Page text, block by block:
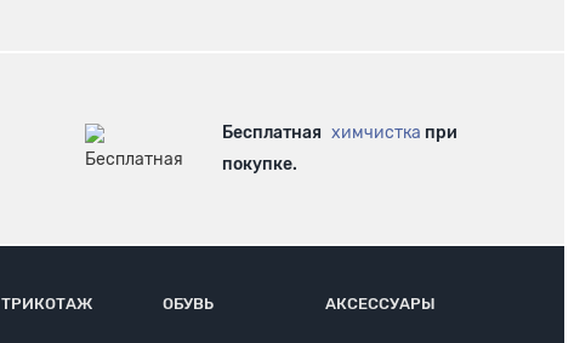
Бесплатная химчистка при
покупке.
ТРИКОТАЖ ОБУВЬ АКСЕССУАРЫ